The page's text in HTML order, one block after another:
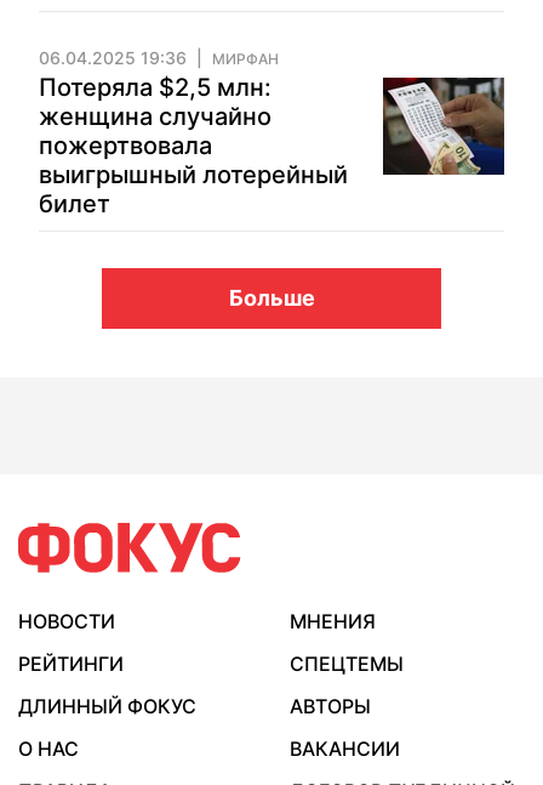
06.04.2025 19:36 МИРФАН
Потеряла $2,5 млн:
женщина случайно
пожертвовала
выигрышный лотерейный
билет
Больше
НОВОСТИ
МНЕНИЯ
РЕЙТИНГИ
СПЕЦТЕМЫ
ДЛИННЫЙ ФОКУС
АВТОРЫ
О НАС
ВАКАНСИИ